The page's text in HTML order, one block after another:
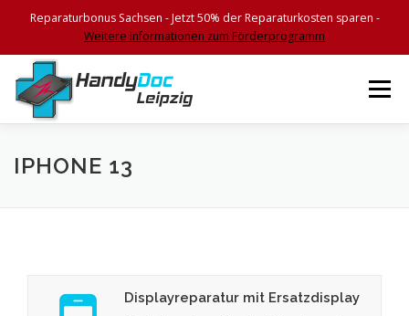
Reparaturbonus Sachsen - Jetzt 50% der Reparaturkosten sparen -
Weitere Informationen zum Förderprogramm
Inhalt
springen
Menü
HOME FEATURES
IPHONE 13
Displayreparatur mit Ersatzdisplay